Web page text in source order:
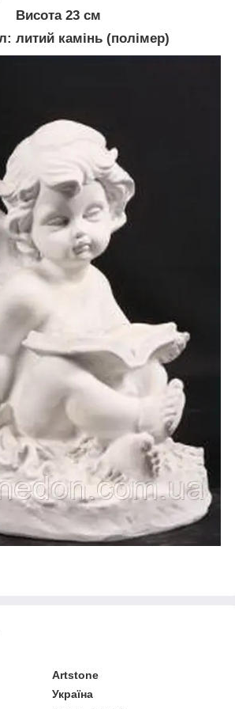
Висота 23 см
литий камінь (полімер)
Artstone
Україна